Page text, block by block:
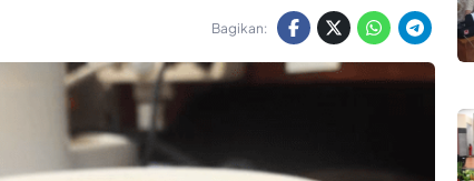
Bagikan: